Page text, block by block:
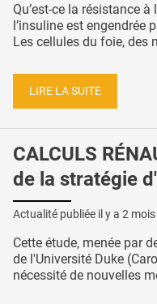
Qu’est-ce la résistance
l’insuline est engendrée
Les cellules du foie, des
LIRE LA SUITE
CALCULS
de la stratégie
Actualité publiée il y a 2
Cette étude, menée par
de l'Université Duke
nécessité de nouvelles